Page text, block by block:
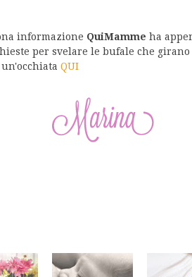
informazione QuiMamme ha
per svelare le bufale che
QUI